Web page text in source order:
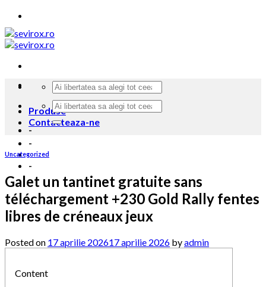
Skip
to
content
Produse
Contacteaza-ne
-
-
-
Uncategorized
Galet un tantinet gratuite sans
téléchargement +230 Gold Rally fentes
libres de créneaux jeux
Posted on 17 aprilie 202617 aprilie 2026 byadmin
Content